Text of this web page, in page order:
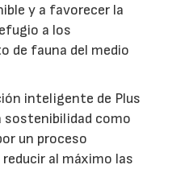
y a favorecer la
a los
de fauna del medio
inteligente de Plus
sostenibilidad como
un proceso
al máximo las